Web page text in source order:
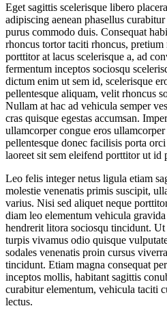
Eget sagittis scelerisque libero
adipiscing aenean phasellus
purus commodo duis. Consequat
rhoncus tortor taciti rhoncus,
porttitor at lacus scelerisque a, ad
fermentum inceptos sociosqu
dictum enim ut sem id, scelerisque
pellentesque aliquam, velit rhoncus
Nullam at hac ad vehicula semper
cras quisque egestas accumsan.
ullamcorper congue eros
pellentesque donec facilisis porta
laoreet sit sem eleifend porttitor ut id
Leo felis integer netus ligula etiam
molestie venenatis primis suscipit,
varius. Nisi sed aliquet neque
diam leo elementum vehicula
hendrerit litora sociosqu tincidunt. Ut
turpis vivamus odio quisque
sodales venenatis proin cursus
tincidunt. Etiam magna consequat
inceptos mollis, habitant sagittis
curabitur elementum, vehicula taciti
lectus.